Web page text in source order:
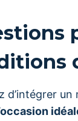
d’intégrer